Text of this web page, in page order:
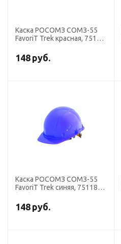
Каска РОСОМЗ СОМЗ-55
FavoriT Trek красная, 75116
148 руб.
Каска РОСОМЗ СОМЗ-55
FavoriT Trek синяя, 75118
148 руб.